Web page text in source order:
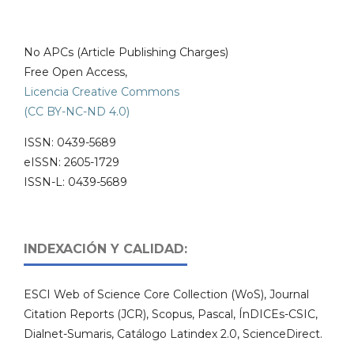
No APCs (Article Publishing Charges)
Free Open Access,
Licencia Creative Commons
(CC BY-NC-ND 4.0)
ISSN: 0439-5689
eISSN: 2605-1729
ISSN-L: 0439-5689
INDEXACIÓN Y CALIDAD:
ESCI Web of Science Core Collection (WoS), Journal
Citation Reports (JCR), Scopus, Pascal, ÍnDICEs-CSIC,
Dialnet-Sumaris, Catálogo Latindex 2.0, ScienceDirect.